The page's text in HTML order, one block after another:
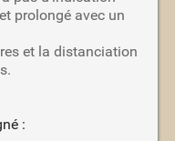
prolongé avec un
et la distanciation
: